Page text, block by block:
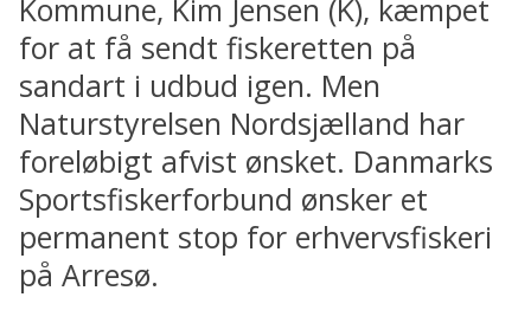
Kommune, Kim Jensen (K), kæmpet
for at få sendt fiskeretten på
sandart i udbud igen. Men
Naturstyrelsen Nordsjælland har
foreløbigt afvist ønsket. Danmarks
Sportsfiskerforbund ønsker et
permanent stop for erhvervsfiskeri
på Arresø.